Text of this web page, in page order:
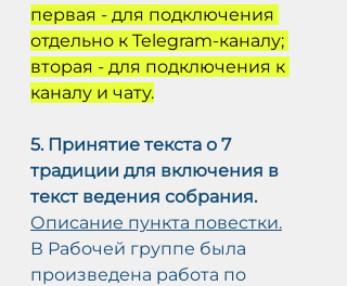
первая - для подключения
отдельно к Telegram-каналу;
вторая - для подключения к
каналу и чату.
5. Принятие текста о 7
традиции для включения в
текст ведения собрания.
Описание пункта повестки.
В Рабочей группе была
произведена работа по